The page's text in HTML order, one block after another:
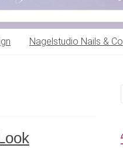
Nagelstudio Nails & Co